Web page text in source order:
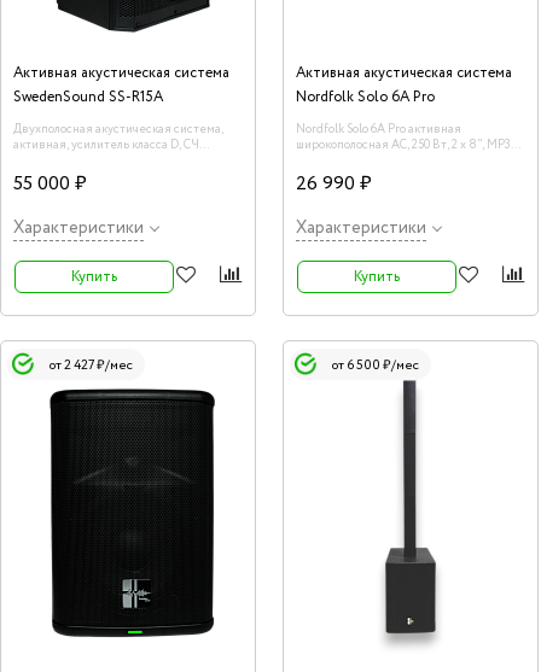
Активная акустическая система
SwedenSound SS-R15A
Двухполосная акустическая система,
активная, усилитель класса D, СЧ
1000 Вт. DSP, Bluetooth, TWS
55 000 ₽
Характеристики
Купить
Активная акустическая система
Nordfolk Solo 6A Pro
Nordfolk Solo 6A Pro активная
широкополосная АС, 250 Вт, 2 x 8", MP3
26 990 ₽
Характеристики
Купить
от 2 427 ₽/мес от 6 500 ₽/мес